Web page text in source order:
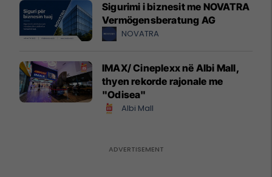
Sigurimi i biznesit me NOVATRA
Vermögensberatung AG
NOVATRA
IMAX/ Cineplexx në Albi Mall,
thyen rekorde rajonale me
"Odisea"
Albi Mall